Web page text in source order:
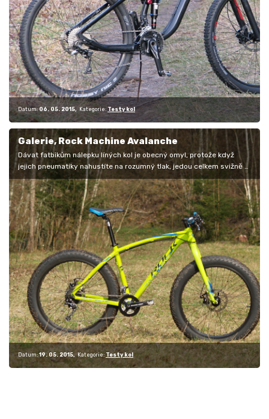
Datum: 06. 05. 2015 Kategorie: Testy kol
Galerie, Rock Machine Avalanche
Dávat fatbikům nálepku líných kol je obecný omyl, protože když
jejich pneumatiky nahustíte na rozumný tlak, jedou celkem svižně -
tedy v…
Datum: 19. 05. 2015 Kategorie: Testy kol